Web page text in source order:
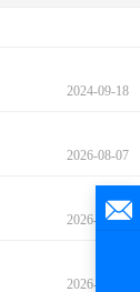
2024-09-18
2026-08-07
2026-08-07
2026-08-07